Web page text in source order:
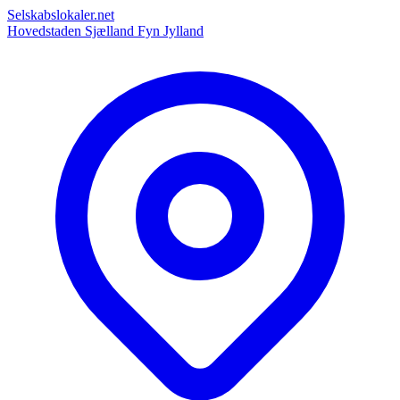
Selskabslokaler.net
Hovedstaden Sjælland Fyn Jylland